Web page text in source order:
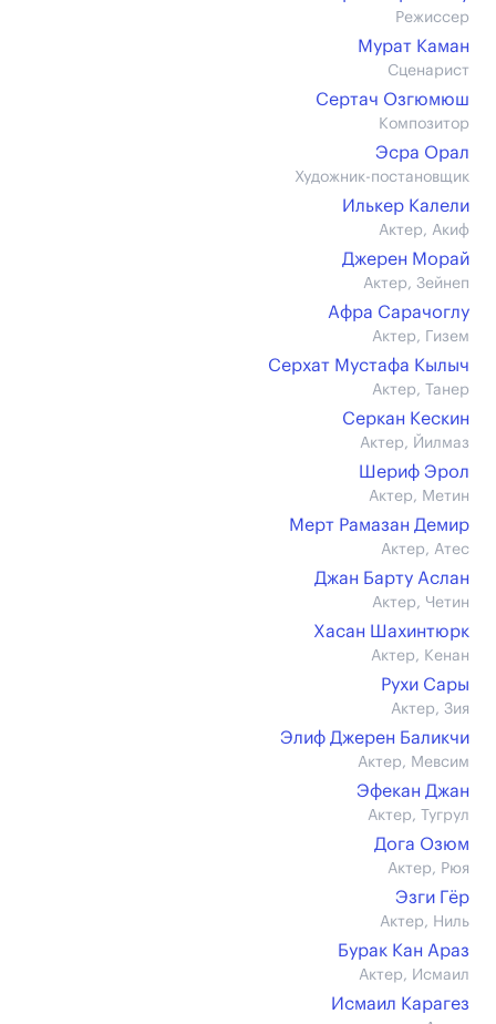
Режиссер
Мурат Каман
Сценарист
Сертач Озгюмюш
Композитор
Эсра Орал
Художник-постановщик
Илькер Калели
Актер, Акиф
Джерен Морай
Актер, Зейнеп
Афра Сарачоглу
Актер, Гизем
Серхат Мустафа Кылыч
Актер, Танер
Серкан Кескин
Актер, Йилмаз
Шериф Эрол
Актер, Метин
Мерт Рамазан Демир
Актер, Атес
Джан Барту Аслан
Актер, Четин
Хасан Шахинтюрк
Актер, Кенан
Рухи Сары
Актер, Зия
Элиф Джерен Баликчи
Актер, Мевсим
Эфекан Джан
Актер, Тугрул
Дога Озюм
Актер, Рюя
Эзги Гёр
Актер, Ниль
Бурак Кан Араз
Актер, Исмаил
Исмаил Карагез